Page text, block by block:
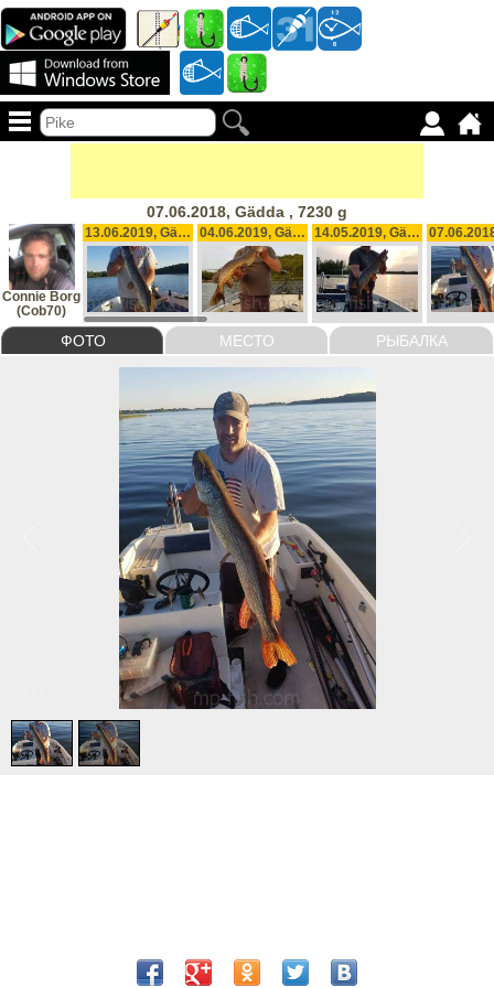
07.06.2018, Gädda , 7230 g
ФОТО МЕСТО РЫБАЛКА
Connie Borg
(Cob70)
13.06.2019, Gädda, 3800 g 04.06.2019, Gädda, 4000 g 14.05.2019, Gädda, 4000 g